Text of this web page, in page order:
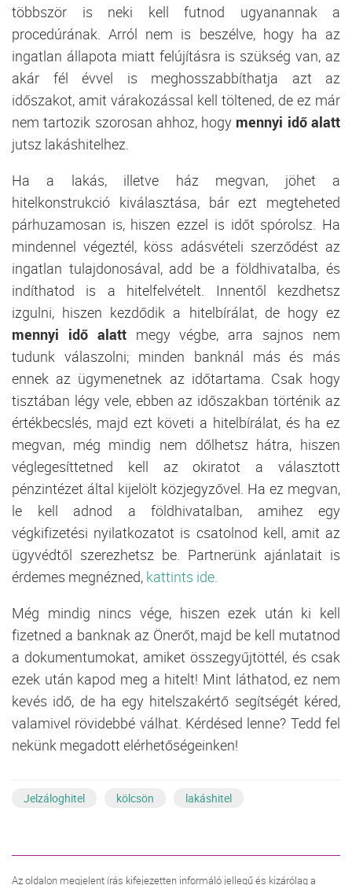
többször is neki kell futnod ugyanannak a
procedúrának. Arról nem is beszélve, hogy ha az
ingatlan állapota miatt felújításra is szükség van, az
akár fél évvel is meghosszabbíthatja azt az
időszakot, amit várakozással kell töltened, de ez már
nem tartozik szorosan ahhoz, hogy mennyi idő alatt
jutsz lakáshitelhez.
Ha a lakás, illetve ház megvan, jöhet a
hitelkonstrukció kiválasztása, bár ezt megteheted
párhuzamosan is, hiszen ezzel is időt spórolsz. Ha
mindennel végeztél, köss adásvételi szerződést az
ingatlan tulajdonosával, add be a földhivatalba, és
indíthatod is a hitelfelvételt. Innentől kezdhetsz
izgulni, hiszen kezdődik a hitelbírálat, de hogy ez
mennyi idő alattmegy végbe, arra sajnos nem
tudunk válaszolni; minden banknál más és más
ennek az ügymenetnek az időtartama. Csak hogy
tisztában légy vele, ebben az időszakban történik az
értékbecslés, majd ezt követi a hitelbírálat, és ha ez
megvan, még mindig nem dőlhetsz hátra, hiszen
véglegesíttetned kell az okiratot a választott
pénzintézet által kijelölt közjegyzővel. Ha ez megvan,
le kell adnod a földhivatalban, amihez egy
végkifizetési nyilatkozatot is csatolnod kell, amit az
ügyvédtől szerezhetsz be. Partnerünk ajánlatait is
érdemes megnézned, kattints ide.
Még mindig nincs vége, hiszen ezek után ki kell
fizetned a banknak az Önerőt, majd be kell mutatnod
a dokumentumokat, amiket összegyűjtöttél, és csak
ezek után kapod meg a hitelt! Mint láthatod, ez nem
kevés idő, de ha egy hitelszakértő segítségét kéred,
valamivel rövidebbé válhat. Kérdésed lenne? Tedd fel
nekünk megadott elérhetőségeinken!
Jelzáloghitel kölcsön lakáshitel
Az oldalon megjelent írás kifejezetten informáló jellegű és kizárólag a